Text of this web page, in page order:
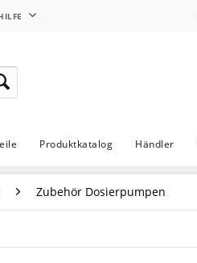
Produktkatalog Händler
Zubehör Dosierpumpen